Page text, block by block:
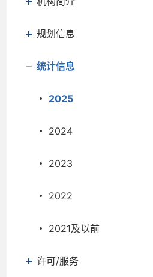
规划信息
统计信息
2025
2024
2023
2022
2021及以前
许可/服务